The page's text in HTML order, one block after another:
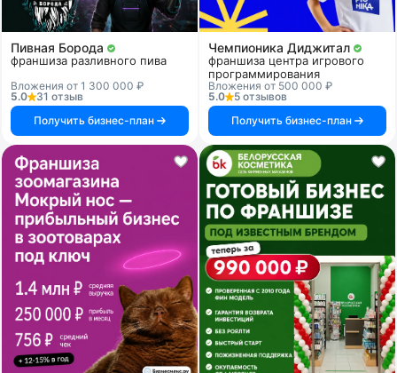
Пивная Борода
франшиза разливного пива
Вложения от 1 300 000 ₽
5.0
31 отзыв
Получить бизнес-план
Чемпионика Диджитал
франшиза центра игрового
программирования
Вложения от 500 000 ₽
5.0
5 отзывов
Получить бизнес-план